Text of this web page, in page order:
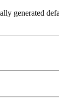
generated